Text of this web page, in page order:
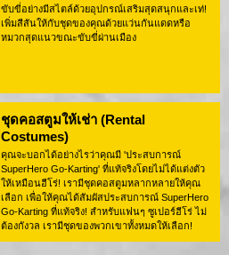
ขับขี่อย่างมีสไตล์ด้วยอุปกรณ์เสริมสุดสนุกและเท่!
เพิ่มสีสันให้กับชุดของคุณด้วยแว่นกันแดดหรือ
หมวกสุดแนวขณะขับขี่ผ่านเมือง
ชุดคอสตูมให้เช่า (Rental
Costumes)
คุณจะบอกได้อย่างไรว่าคุณมี 'ประสบการณ์
SuperHero Go-Karting' ที่แท้จริงโดยไม่ได้แต่งตัว
ให้เหมือนฮีโร่! เรามีชุดคอสตูมหลากหลายให้คุณ
เลือก เพื่อให้คุณได้สัมผัสประสบการณ์ SuperHero
Go-Karting ที่แท้จริง! สำหรับแฟนๆ ซูเปอร์ฮีโร่ ไม่
ต้องกังวล เรามีชุดของพวกเขาทั้งหมดให้เลือก!